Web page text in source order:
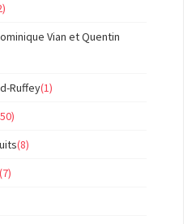
Vian et Quentin
Ruffey(1)
(8)
(7)